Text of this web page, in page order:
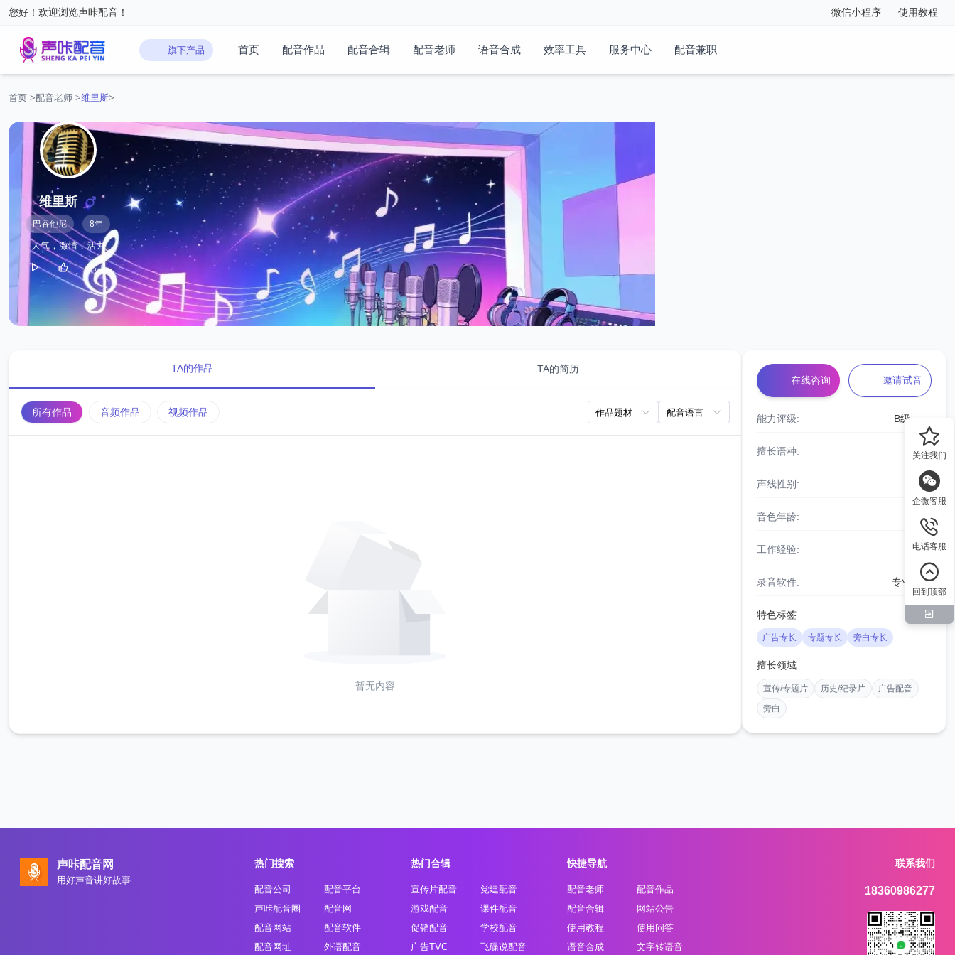
您好！欢迎浏览声咔配音！ 微信小程序 使用教程
关注我们
企微客服
电话客服
回到顶部
旗下产品 首页 配音作品 配音合辑 配音老师 语音合成 效率工具 服务中心 配音兼职
首页 >配音老师 >维里斯>
维里斯
巴吞他尼 8年
大气，激情，活力
0
TA的作品 TA的简历
所有作品 音频作品 视频作品
暂无内容
在线咨询 邀请试音
能力评级: B级
擅长语种: 泰语
声线性别: 男声
音色年龄: 青年
工作经验: 8年
录音软件: 专业设备
特色标签
广告专长 专题专长 旁白专长
擅长领域
宣传/专题片 历史/纪录片
广告配音
旁白
声咔配音网
用好声音讲好故事
热门搜索
配音公司
配音平台
声咔配音圈
配音网
配音网站
配音软件
配音网址
外语配音
热门合辑
宣传片配音
党建配音
游戏配音
课件配音
促销配音
学校配音
广告TVC
飞碟说配音
快捷导航
配音老师
配音作品
配音合辑
网站公告
使用教程
使用问答
语音合成
文字转语音
联系我们
18360986277